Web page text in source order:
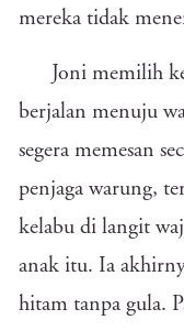
mereka tidak
Joni memilih
berjalan menuju
segera memesan
penjaga warung,
kelabu di langit
anak itu. Ia
hitam tanpa gula.